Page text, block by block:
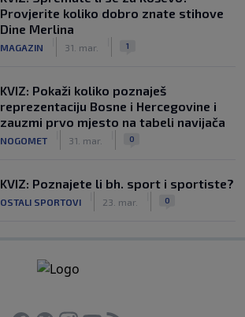
Provjerite koliko dobro znate stihove
Dine Merlina
MAGAZIN 31. mar. 1
KVIZ: Pokaži koliko poznaješ
reprezentaciju Bosne i Hercegovine i
zauzmi prvo mjesto na tabeli navijača
NOGOMET 31. mar. 0
KVIZ: Poznajete li bh. sport i sportiste?
OSTALI SPORTOVI 23. mar. 0